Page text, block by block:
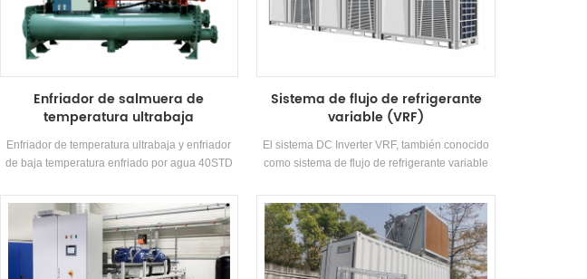
Enfriador de salmuera de
temperatura ultrabaja
Enfriador de temperatura ultrabaja y enfriador
de baja temperatura enfriado por agua 40STD
compresores de doble tornillo de alta eficiencia,
equipados con intercambiadores de calor de
carcasa y tubos de alta eficiencia hechos a sí
mismos e intercambiadores de calor tipo aleta.
La unidad de recuperación de calor se puede
Sistema de flujo de refrigerante
variable (VRF)
El sistema DC Inverter VRF, también conocido
como sistema de flujo de refrigerante variable
acondicionado que utiliza principios
termodinámicos para una refrigeración y
calefacción eficientes. Es una combinación de
dos sistemas, a saber, un sistema de volumen
de refrigerante variable (VRV) y un compresor